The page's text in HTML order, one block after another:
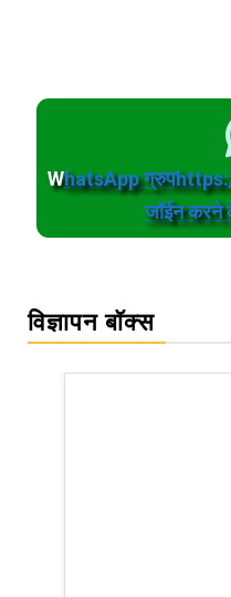
WhatsApp
जॉईन करने
विज्ञापन बॉक्स